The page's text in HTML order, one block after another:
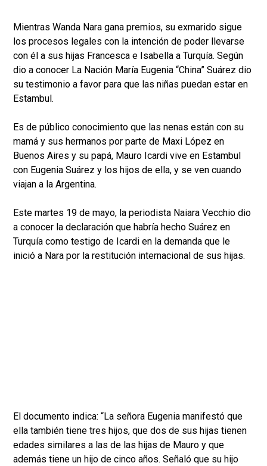
Mientras Wanda Nara gana premios, su exmarido sigue
los procesos legales con la intención de poder llevarse
con él a sus hijas Francesca e Isabella a Turquía. Según
dio a conocer La Nación María Eugenia “China” Suárez dio
su testimonio a favor para que las niñas puedan estar en
Estambul.
Es de público conocimiento que las nenas están con su
mamá y sus hermanos por parte de Maxi López en
Buenos Aires y su papá, Mauro Icardi vive en Estambul
con Eugenia Suárez y los hijos de ella, y se ven cuando
viajan a la Argentina.
Este martes 19 de mayo, la periodista Naiara Vecchio dio
a conocer la declaración que habría hecho Suárez en
Turquía como testigo de Icardi en la demanda que le
inició a Nara por la restitución internacional de sus hijas.
El documento indica: “La señora Eugenia manifestó que
ella también tiene tres hijos, que dos de sus hijas tienen
edades similares a las de las hijas de Mauro y que
además tiene un hijo de cinco años. Señaló que su hijo